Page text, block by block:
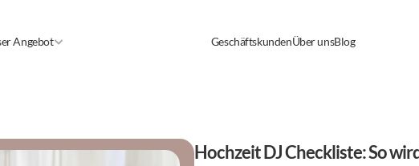
Angebot GeschäftskundenÜber unsBlog
Hochzeit DJ Checkliste: So